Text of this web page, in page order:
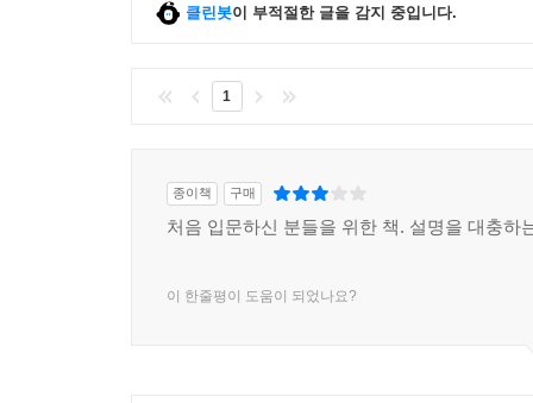
13.1 목적에 맞는 매개변수 추정
___움직일 수 있는 매개변수와 움직일 수 없는 매
___단순히 오차의 크기의 평균을 계산한다
___대수우도
___교차 엔트로피
클린봇이 부적절한 글을 감지 중입니다.
1
종이책 구매
처음 입문하신 분들을 위한 책. 설명을 대충하
이 한줄평이 도움이 되었나요?